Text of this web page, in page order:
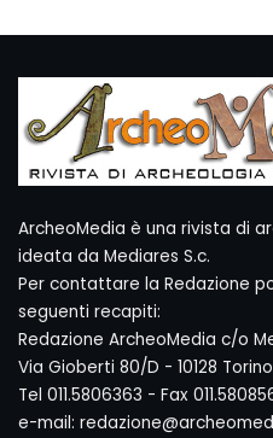
ArcheoMedia è una rivista di
ideata da Mediares S.c.
Per contattare la Redazione
seguenti recapiti:
Redazione ArcheoMedia c/o
Via Gioberti 80/D - 10128 Torino
Tel 011.5806363 - Fax
e-mail: